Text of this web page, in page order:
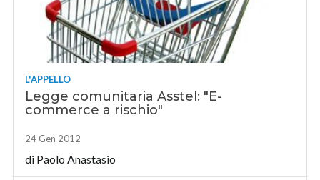
L'APPELLO
Legge comunitaria Asstel: "E-
commerce a rischio"
24 Gen 2012
di Paolo Anastasio